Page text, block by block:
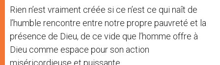
Rien n’est vraiment créée si ce n’est ce qui naît de
l’humble rencontre entre notre propre pauvreté et la
présence de Dieu, de ce vide que l’homme offre à
Dieu comme espace pour son action
miséricordieuse et puissante.